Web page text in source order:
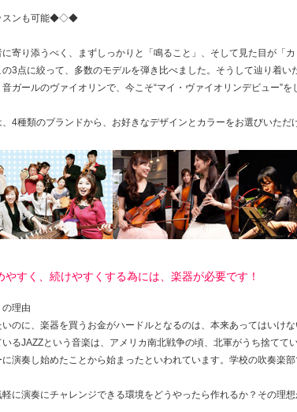
スンも可能◆◇◆
寄り添うべく、まずしっかりと「鳴ること」、そして見た目が「
3点に絞って、多数のモデルを弾き比べました。そうして辿り着
ガールのヴァイオリンで、今こそ“マイ・ヴァイオリンデビュー”を
4種類のブランドから、お好きなデザインとカラーをお選びいただ
すく、続けやすくする為には、楽器が必要です！
理由
のに、楽器を買うお金がハードルとなるのは、本来あってはいけな
るJAZZという音楽は、アメリカ南北戦争の頃、北軍がうち捨てて
演奏し始めたことから始まったといわれています。学校の吹奏楽
に演奏にチャレンジできる環境をどうやったら作れるか？その理